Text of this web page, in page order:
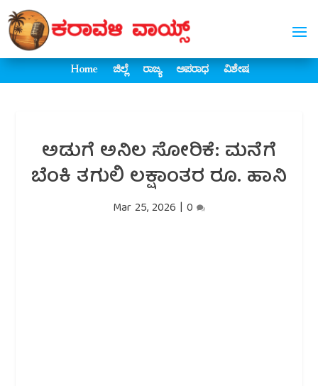
Home ಜಿಲ್ಲೆ ರಾಜ್ಯ ಅಪರಾಧ ವಿಶೇಷ
ಅಡುಗೆ ಅನಿಲ ಸೋರಿಕೆ: ಮನೆಗೆ
ಬೆಂಕಿ ತಗುಲಿ ಲಕ್ಷಾಂತರ ರೂ. ಹಾನಿ
Mar 25, 2026 | 0